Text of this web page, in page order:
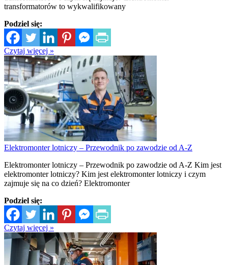
transformatorów to wykwalifikowany
Podziel się:
Czytaj więcej »
Elektromonter lotniczy – Przewodnik po zawodzie od A-Z
Elektromonter lotniczy – Przewodnik po zawodzie od A-Z Kim jest
elektromonter lotniczy? Kim jest elektromonter lotniczy i czym
zajmuje się na co dzień? Elektromonter
Podziel się:
Czytaj więcej »